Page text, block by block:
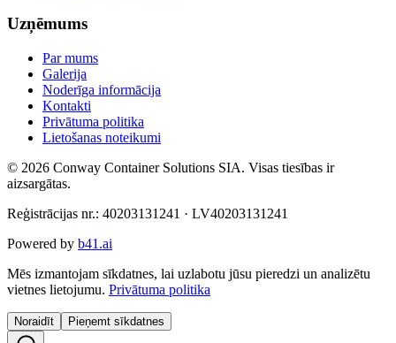
Uzņēmums
Par mums
Galerija
Noderīga informācija
Kontakti
Privātuma politika
Lietošanas noteikumi
© 2026 Conway Container Solutions SIA. Visas tiesības ir
aizsargātas.
Reģistrācijas nr.: 40203131241 · LV40203131241
Powered by b41.ai
Mēs izmantojam sīkdatnes, lai uzlabotu jūsu pieredzi un analizētu
vietnes lietojumu. Privātuma politika
Noraidīt Pieņemt sīkdatnes